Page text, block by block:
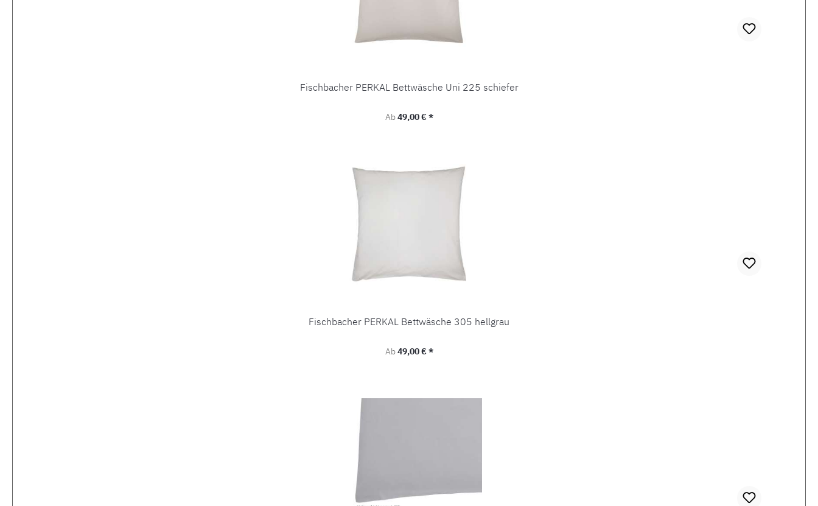
Fischbacher PERKAL Bettwäsche Uni 225 schiefer
Regulärer Preis:
Ab49,00 € *
Fischbacher PERKAL Bettwäsche 305 hellgrau
Regulärer Preis:
Ab49,00 € *